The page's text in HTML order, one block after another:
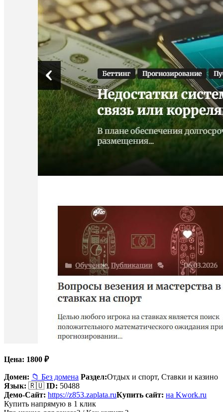
Цена: 1800 ₽
Домен: 📁 Без домена Раздел:Отдых и спорт, Ставки и казино
Язык: 🇷🇺 ID: 50488
Демо-Сайт: https://z853.zaplata.ruКупить сайт: на Kwork.ru
Купить напрямую в 1 клик